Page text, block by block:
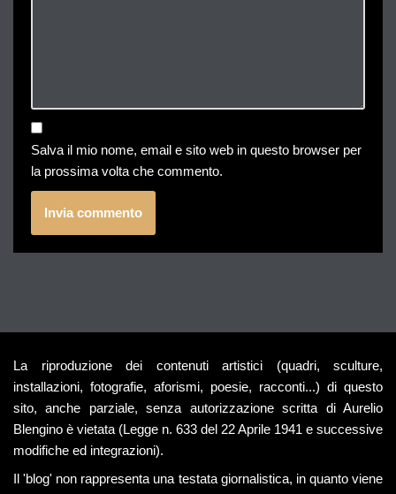
Salva il mio nome, email e sito web in questo browser per
la prossima volta che commento.
La riproduzione dei contenuti artistici (quadri, sculture,
installazioni, fotografie, aforismi, poesie, racconti...) di questo
sito, anche parziale, senza autorizzazione scritta di Aurelio
Blengino è vietata (Legge n. 633 del 22 Aprile 1941 e successive
modifiche ed integrazioni).
Il 'blog' non rappresenta una testata giornalistica, in quanto viene